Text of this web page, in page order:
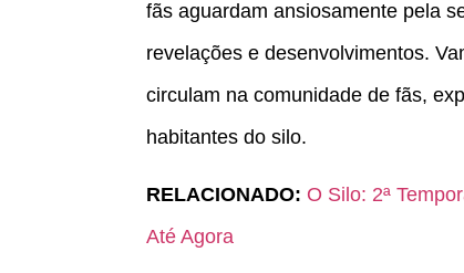
fãs aguardam ansiosamente pela
revelações e desenvolvimentos.
circulam na comunidade de fãs,
habitantes do silo.
RELACIONADO: O Silo: 2ª
Até Agora